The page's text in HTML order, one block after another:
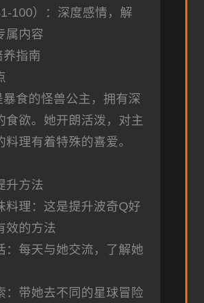
100）：深度感情，解
属内容
养指南
暴食的怪兽公主，拥有深
食欲。她开朗活泼，对主
料理有着特殊的喜爱。
升方法
料理：这是提升波奇Q好
效的方法
：每天与她交流，了解她
：带她去不同的星球冒险